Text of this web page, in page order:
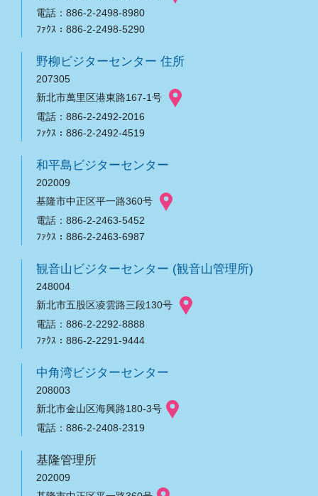
電話：886-2-2498-8980
ﾌｧｸｽ：886-2-2498-5290
野柳ビジターセンター 住所
207305
新北市萬里区港東路167-1号
電話：886-2-2492-2016
ﾌｧｸｽ：886-2-2492-4519
和平島ビジターセンター
202009
基隆市中正区平一路360号
電話：886-2-2463-5452
ﾌｧｸｽ：886-2-2463-6987
観音山ビジターセンター (観音山管理所)
248004
新北市五股区凌雲路三段130号
電話：886-2-2292-8888
ﾌｧｸｽ：886-2-2291-9444
中角湾ビジターセンター
208003
新北市金山区海興路180-3号
電話：886-2-2408-2319
基隆管理所
202009